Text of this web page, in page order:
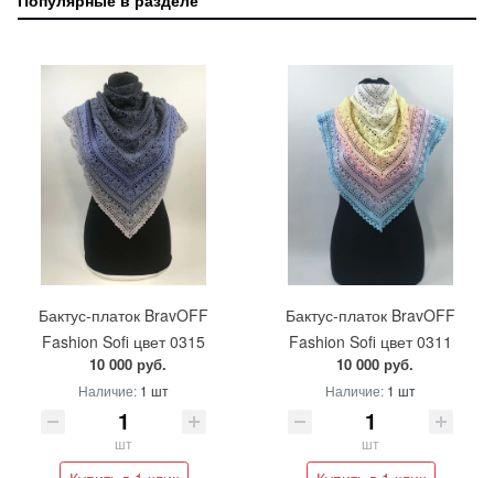
Бактус-платок BravOFF
Fashion Sofi цвет 0315
10 000 руб.
Наличие: 1 шт
шт
Бактус-платок BravOFF
Fashion Sofi цвет 0311
10 000 руб.
Наличие: 1 шт
шт